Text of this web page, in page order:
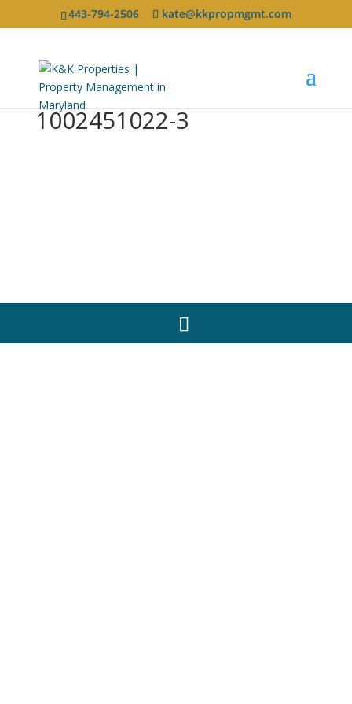
443-794-2506 kate@kkpropmgmt.com
1002451022-3